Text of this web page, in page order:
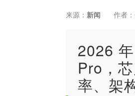
来源： 新闻 作者：
2026
Pro，
率、架